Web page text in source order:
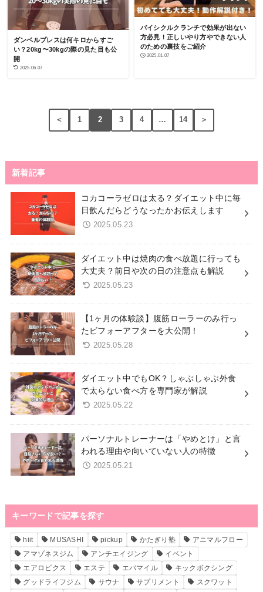
ダンベルプレスは何キロからすご
い？20kg〜30kgの際の見た目も公
開
2025.06.07
バイシクルクランチで効果が出ない
方必見！正しいやり方やできない人
のための裏技をご紹介
2025.01.07
＜ 1 2 3 4 … 14 ＞
新着記事
コカコーラゼロは太る？ダイエット中に毎
日飲んだらどうなったかお伝えします
2025.05.23
ダイエット中は焼肉の食べ放題に行っても
大丈夫？前日や次の日の注意点も解説
2025.05.23
【1ヶ月の体験談】腹筋ローラーのみ行っ
たビフォーアフターを大公開！
2025.05.28
ダイエット中でもOK？しゃぶしゃぶ外食
で太らない食べ方を専門家が解説
2025.05.22
パーソナルトレーナーは「やめとけ」と言
われる理由や向いていない人の特徴
2025.05.21
キーワードで記事を探す
hiit MUSASHI pickup かたぎり塾
アニマルフロー
アマゾネスジム
アンチエイジング
イベント
エアロビクス
エステ エバマイル
キックボクシング
グッドライフジム
サウナ サプリメント
スクワット